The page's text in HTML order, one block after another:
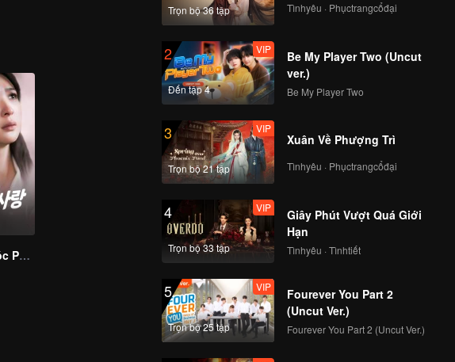
Gặp Em Nơi Góc Phố (Bản Tiếng Hàn)
Trọn bộ 36 tập Tìnhyêu · Phụctrangcổđại
2
Đến tập 4
VIP
Be My Player Two (Uncut
ver.)
Be My Player Two
3
Trọn bộ 21 tập
VIP
Xuân Về Phượng Trì
Tìnhyêu · Phụctrangcổđại
4
Trọn bộ 33 tập
VIP
Giây Phút Vượt Quá Giới
Hạn
Tìnhyêu · Tìnhtiết
5
Trọn bộ 25 tập
VIP
Fourever You Part 2
(Uncut Ver.)
Fourever You Part 2 (Uncut Ver.)